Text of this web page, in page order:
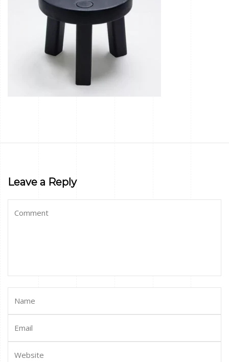
Leave a Reply